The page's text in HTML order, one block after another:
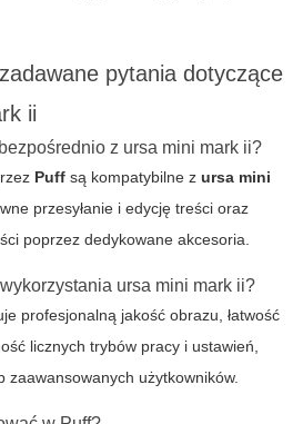
pytania dotyczące
ii
z ursa mini mark ii?
Puff są kompatybilne z ursa mini
przesyłanie i edycję treści oraz
poprzez dedykowane akcesoria.
ursa mini mark ii?
profesjonalną jakość obrazu, łatwość
licznych trybów pracy i ustawień,
użytkowników.